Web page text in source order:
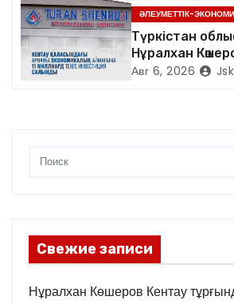
я
м
ӘЛЕУМЕТТІК-
Түркістан
Нұралхан
қаласындағы
Авг 6, 2026
Свежие записи
Нұралхан Көшеров Кентау